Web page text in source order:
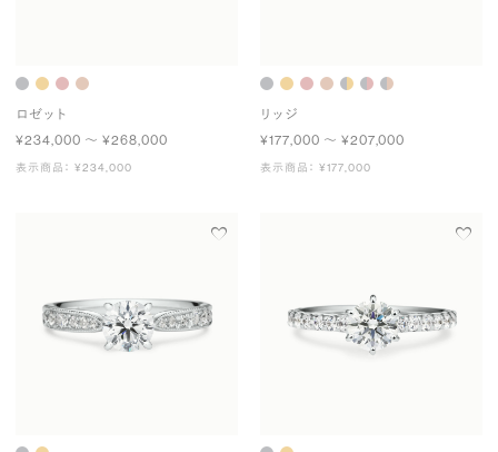
ロゼット
¥234,000 〜 ¥268,000
表示商品： ¥234,000
リッジ
¥177,000 〜 ¥207,000
表示商品： ¥177,000